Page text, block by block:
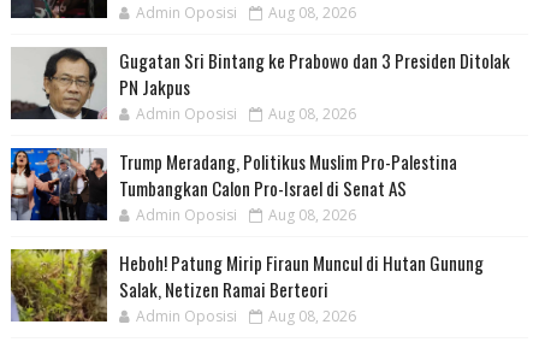
Admin Oposisi Aug 08, 2026
Gugatan Sri Bintang ke Prabowo dan 3 Presiden Ditolak
PN Jakpus
Admin Oposisi Aug 08, 2026
Trump Meradang, Politikus Muslim Pro-Palestina
Tumbangkan Calon Pro-Israel di Senat AS
Admin Oposisi Aug 08, 2026
Heboh! Patung Mirip Firaun Muncul di Hutan Gunung
Salak, Netizen Ramai Berteori
Admin Oposisi Aug 08, 2026